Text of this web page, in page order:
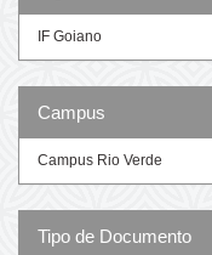
IF Goiano
Campus
Campus Rio Verde
Tipo de Documento